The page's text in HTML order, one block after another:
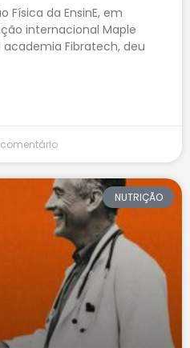
Física da EnsinE, em
internacional Maple
Fibratech, deu
NUTRIÇÃO